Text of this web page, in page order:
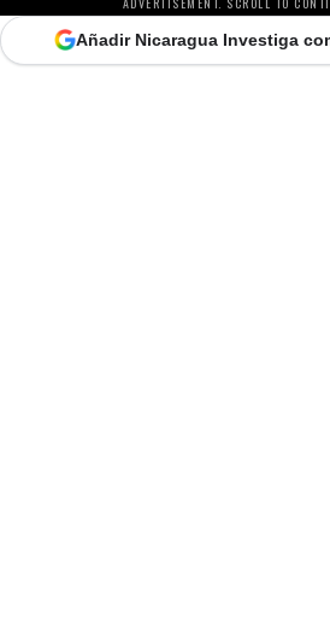
Añadir Nicaragua Investiga